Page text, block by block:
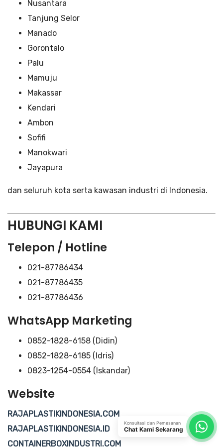
Nusantara
Tanjung Selor
Manado
Gorontalo
Palu
Mamuju
Makassar
Kendari
Ambon
Sofifi
Manokwari
Jayapura
dan seluruh kota serta kawasan industri di Indonesia.
HUBUNGI KAMI
Telepon / Hotline
021-87786434
021-87786435
021-87786436
WhatsApp Marketing
0852-1828-6158 (Didin)
0852-1828-6185 (Idris)
0823-1254-0554 (Iskandar)
Website
RAJAPLASTIKINDONESIA.COM
RAJAPLASTIKINDONESIA.ID
CONTAINERBOXINDUSTRI.COM
Konsultasi dan Pemesanan
Chat Kami Sekarang